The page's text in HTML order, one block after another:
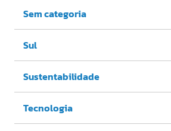
Sem categoria
Sul
Sustentabilidade
Tecnologia